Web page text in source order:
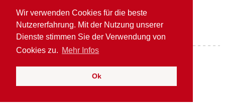
Wir verwenden Cookies für die beste
Nutzererfahrung. Mit der Nutzung unserer
Dienste stimmen Sie der Verwendung von
Cookies zu. Mehr Infos
Ok
von8